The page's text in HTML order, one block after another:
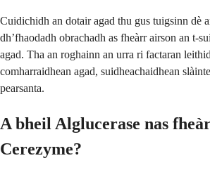
Cuidichidh an dotair agad thu gus tuigsinn dè
dh’fhaodadh obrachadh as fheàrr airson an t-
agad. Tha an roghainn an urra ri factaran
comharraidhean agad, suidheachaidhean
pearsanta.
A bheil Alglucerase nas
Cerezyme?